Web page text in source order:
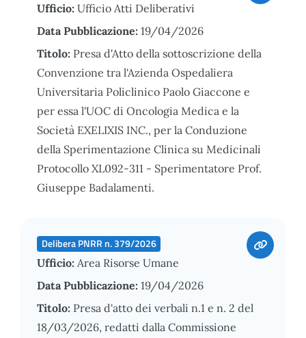
Ufficio: Ufficio Atti Deliberativi
Data Pubblicazione: 19/04/2026
Titolo: Presa d'Atto della sottoscrizione della
Convenzione tra l'Azienda Ospedaliera
Universitaria Policlinico Paolo Giaccone e
per essa l'UOC di Oncologia Medica e la
Società EXELIXIS INC., per la Conduzione
della Sperimentazione Clinica su Medicinali
Protocollo XL092-311 - Sperimentatore Prof.
Giuseppe Badalamenti.
Delibera PNRR n. 379/2026
Ufficio: Area Risorse Umane
Data Pubblicazione: 19/04/2026
Titolo: Presa d'atto dei verbali n.1 e n. 2 del
18/03/2026, redatti dalla Commissione